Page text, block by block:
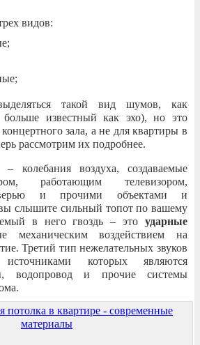
видов:
такой вид шумов, как
известный как эхо), но это
зала, а не для квартиры в
рассмотрим их подробнее.
– колебания воздуха, создаваемые
работающим телевизором,
и прочими объектами и
слышите сильный топот по вашему
в него гвоздь – это ударные
механическим воздействием на
Третий тип нежелательных звуков
которых являются
водопровод и прочие системы